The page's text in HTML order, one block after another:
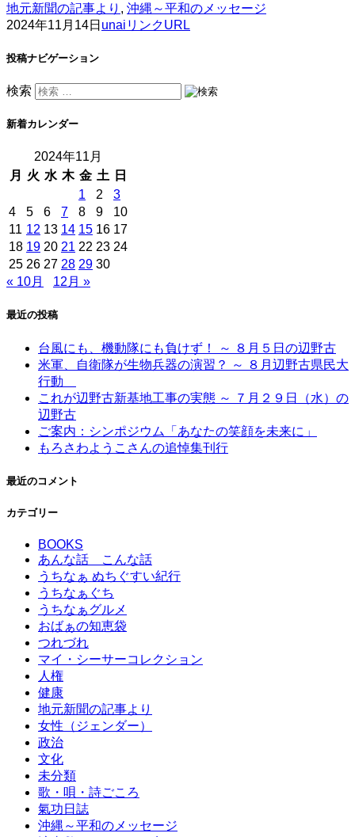
地元新聞の記事より , 沖縄～平和のメッセージ
2024年11月14日 unai リンクURL
投稿ナビゲーション
検索
新着カレンダー
2024年11月
月
火 水 木 金 土
日
1
2
3
4
5 6 7 8 9
10
11 12 13 14 15 16 17
18 19 20 21 22 23 24
25 26 27 28 29 30
« 10月
12月 »
最近の投稿
台風にも、機動隊にも負けず！ ～ ８月５日の辺野古
米軍、自衛隊が生物兵器の演習？ ～ ８月辺野古県民大
行動
これが辺野古新基地工事の実態 ～ ７月２９日（水）の
辺野古
ご案内：シンポジウム「あなたの笑顔を未来に」
もろさわようこさんの追悼集刊行
最近のコメント
カテゴリー
BOOKS
あんな話 こんな話
うちなぁ ぬちぐすい紀行
うちなぁぐち
うちなぁグルメ
おばぁの知恵袋
つれづれ
マイ・シーサーコレクション
人権
健康
地元新聞の記事より
女性（ジェンダー）
政治
文化
未分類
歌・唄・詩ごころ
氣功日誌
沖縄～平和のメッセージ